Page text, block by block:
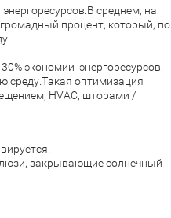
среднем, на
процент, который, по
экономии энергоресурсов.
среду.Такая оптимизация
HVAC, шторами /
закрывающие солнечный